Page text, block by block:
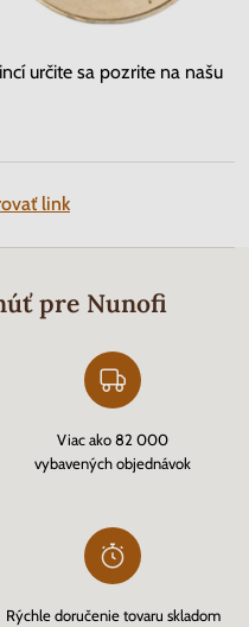
určite sa pozrite na našu
link
pre Nunofi
Viac ako 82 000
vybavených objednávok
Rýchle doručenie tovaru skladom